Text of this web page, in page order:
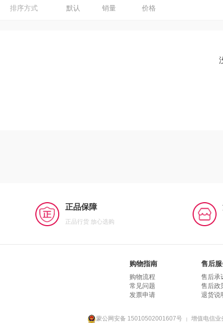
排序方式 默认 销量 价格
正品保障
正品行货 放心选购
购物指南
购物流程
常见问题
发票申请
售后
售后承
售后政
退货说
蒙公网安备 15010502001607号 | 增值电信业